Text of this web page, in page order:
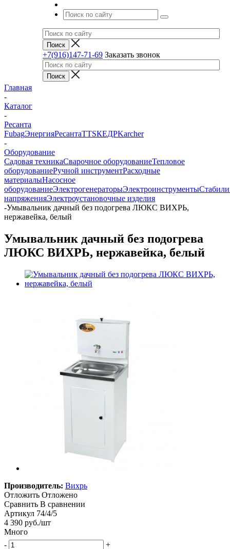
+7(916)147-71-69 Заказать звонок
Главная
-
Каталог
-
Ресанта
FubagЭнергияРесантаTTSКЕДРKarcher
-
Оборудование
Садовая техникаСварочное оборудованиеТепловое
оборудованиеРучной инструментРасходные
материалыНасосное
оборудованиеЭлектрогенераторыЭлектроинструменты
напряженияЭлектроустановочные изделия
-Умывальник дачный без подогрева ЛЮКС ВИХРЬ,
нержавейка, белый
Умывальник дачный без подогрева
ЛЮКС ВИХРЬ, нержавейка, белый
Производитель: Вихрь
Отложить Отложено
Сравнить В сравнении
Артикул 74/4/5
4 390 руб./шт
Много
-
+